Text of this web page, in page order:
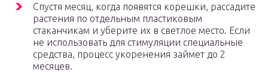
Спустя месяц, когда появятся корешки, рассадите
растения по отдельным пластиковым
стаканчикам и уберите их в светлое место. Если
не использовать для стимуляции специальные
средства, процесс укоренения займет до 2
месяцев.